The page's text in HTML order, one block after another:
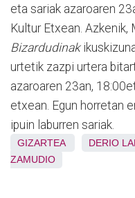
eta sariak azaroaren
Kultur Etxean.
Bizardudinak
urtetik zazpi urtera
azaroaren 23an,
etxean. Egun horretan
ipuin laburren sariak.
GIZARTEA DERIO
ZAMUDIO